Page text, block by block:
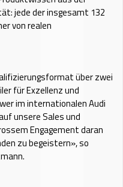
jede der insgesamt 132
von realen
über zwei
für Exzellenz und
im internationalen Audi
unsere Sales und
Engagement daran
zu begeistern», so